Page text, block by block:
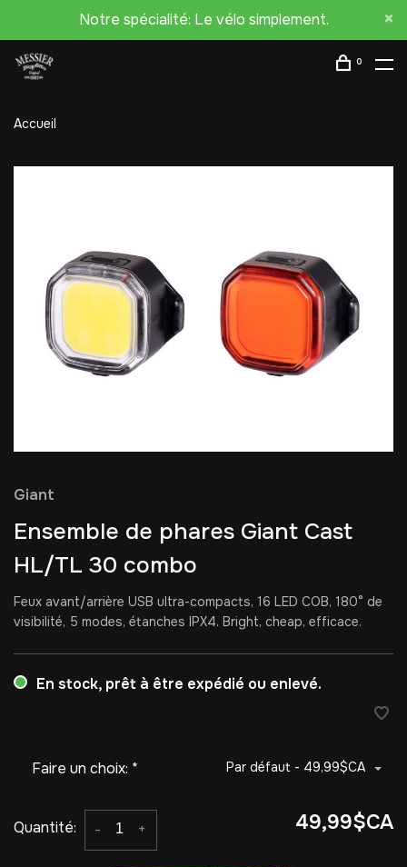
Notre spécialité: Le vélo simplement.
0
Accueil
Giant
Ensemble de phares Giant Cast
HL/TL 30 combo
Feux avant/arrière USB ultra-compacts, 16 LED COB, 180° de
visibilité, 5 modes, étanches IPX4. Bright, cheap, efficace.
En stock, prêt à être expédié ou enlevé.
Faire un choix: * Par défaut - 49,99$CA
Quantité: +
- 49,99$CA